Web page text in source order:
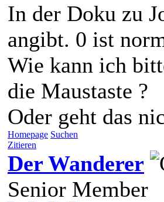
In der Doku zu
angibt. 0 ist
Wie kann ich
die Maustaste ?
Oder geht das
Homepage Suchen
Zitieren
Der Wanderer
Senior Member